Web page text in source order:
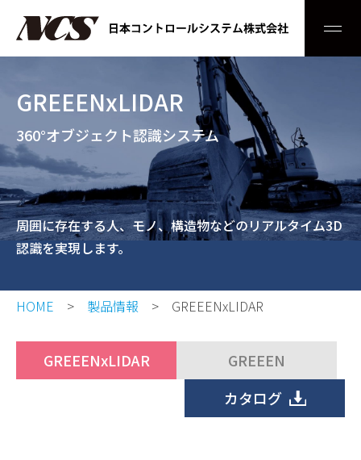
GREEENxLIDAR
360°オブジェクト認識システム
周囲に存在する人、モノ、構造物などのリアルタイム3D
認識を実現します。
HOME 製品情報 GREEENxLIDAR
GREEENxLIDAR
GREEEN
カタログ